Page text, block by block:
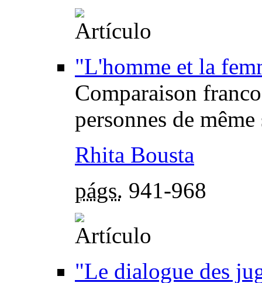
"L'homme et la
Comparaison
personnes de même
Rhita Bousta
págs. 941-968
"Le dialogue des